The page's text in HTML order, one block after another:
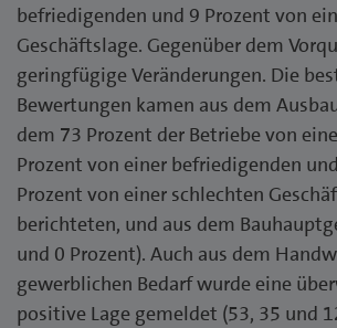
befriedigenden und 9 Prozent von
Geschäftslage. Gegenüber dem
geringfügige Veränderungen. Die
Bewertungen kamen aus dem
dem 73 Prozent der Betriebe von
Prozent von einer befriedigenden
Prozent von einer schlechten
berichteten, und aus dem
und 0 Prozent). Auch aus dem
gewerblichen Bedarf wurde eine
positive Lage gemeldet (53, 35 und